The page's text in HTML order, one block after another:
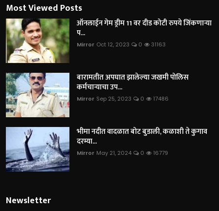
Most Viewed Posts
ऑनलाईन गेम ड्रीम 11 वर दीड कोटी रुपये जिंकणाऱ्या
प...
Mirror Oct 12, 2023 0 31163
बारामतीत अपघात झालेल्या जखमी पोलिस
कर्मचाऱ्याचा उप...
Mirror Sep 25, 2023 0 17486
भीमा नदीत वादळात बोट बुडाली, कळाशी ते कुगाव
दरम्या...
Mirror May 21, 2024 0 16779
Newsletter